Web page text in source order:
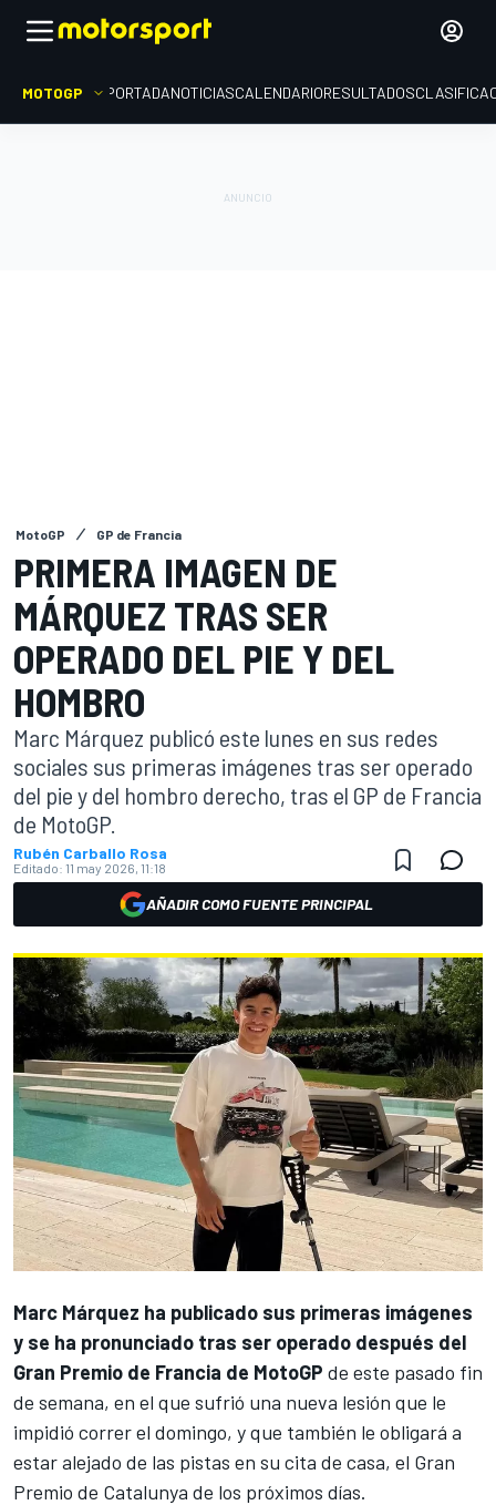
MOTOGP PORTADANOTICIASCALENDARIORESULTADOS
MotoGP GP de Francia
PRIMERA IMAGEN DE
MÁRQUEZ TRAS SER
OPERADO DEL PIE Y DEL
HOMBRO
Marc Márquez publicó este lunes en sus redes
sociales sus primeras imágenes tras ser operado
del pie y del hombro derecho, tras el GP de Francia
de MotoGP.
Rubén Carballo Rosa
Editado: 11 may 2026, 11:18
AÑADIR COMO FUENTE PRINCIPAL
Marc Márquez ha publicado sus primeras imágenes
y se ha pronunciado tras ser operado después del
Gran Premio de Francia de MotoGP de este pasado fin
de semana, en el que sufrió una nueva lesión que le
impidió correr el domingo, y que también le obligará a
estar alejado de las pistas en su cita de casa, el Gran
Premio de Catalunya de los próximos días.